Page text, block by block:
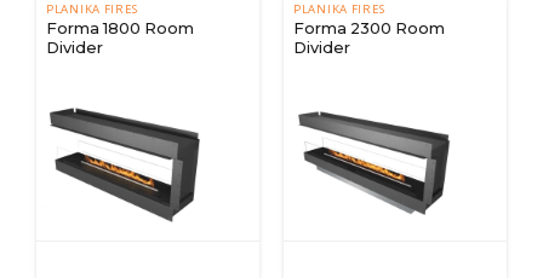
PLANIKA FIRES
Forma 1800 Room
Divider
PLANIKA FIRES
Forma 2300 Room
Divider